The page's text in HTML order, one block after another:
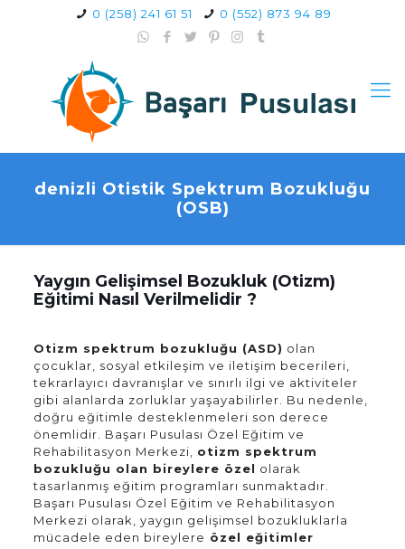
0 (258) 241 61 51 0 (552) 873 94 89
denizli Otistik Spektrum Bozukluğu
(OSB)
Yaygın Gelişimsel Bozukluk (Otizm)
Eğitimi Nasıl Verilmelidir ?
Otizm spektrum bozukluğu (ASD) olan
çocuklar, sosyal etkileşim ve iletişim becerileri,
tekrarlayıcı davranışlar ve sınırlı ilgi ve aktiviteler
gibi alanlarda zorluklar yaşayabilirler. Bu nedenle,
doğru eğitimle desteklenmeleri son derece
önemlidir. Başarı Pusulası Özel Eğitim ve
Rehabilitasyon Merkezi, otizm spektrum
bozukluğu olan bireylere özel olarak
tasarlanmış eğitim programları sunmaktadır.
Başarı Pusulası Özel Eğitim ve Rehabilitasyon
Merkezi olarak, yaygın gelişimsel bozukluklarla
mücadele eden bireylere özel eğitimler